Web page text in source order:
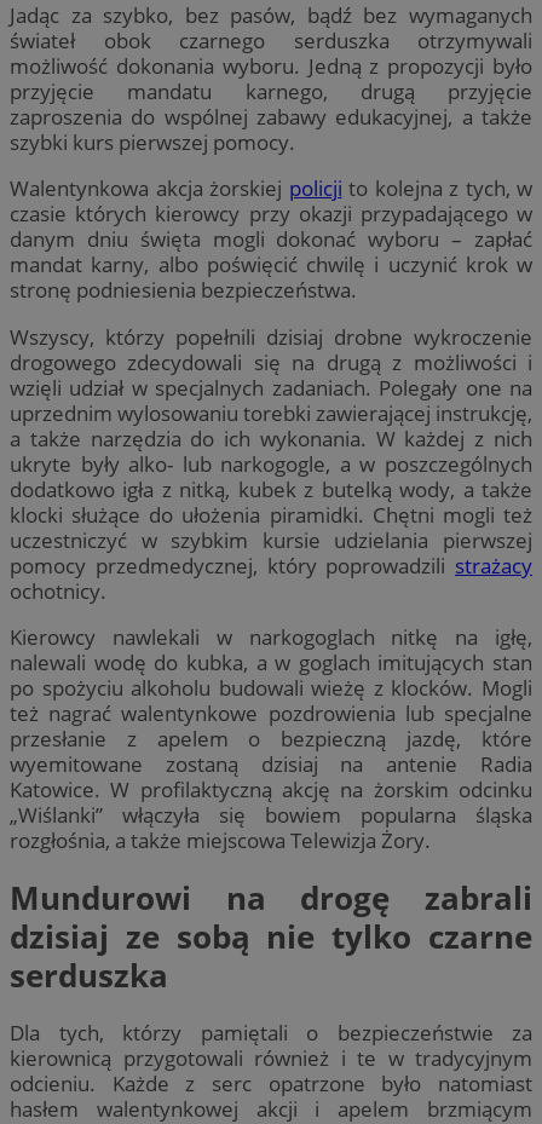
Jadąc za szybko, bez pasów, bądź bez wymaganych
świateł obok czarnego serduszka otrzymywali
możliwość dokonania wyboru. Jedną z propozycji było
przyjęcie mandatu karnego, drugą przyjęcie
zaproszenia do wspólnej zabawy edukacyjnej, a także
szybki kurs pierwszej pomocy.
Walentynkowa akcja żorskiej policji to kolejna z tych, w
czasie których kierowcy przy okazji przypadającego w
danym dniu święta mogli dokonać wyboru – zapłać
mandat karny, albo poświęcić chwilę i uczynić krok w
stronę podniesienia bezpieczeństwa.
Wszyscy, którzy popełnili dzisiaj drobne wykroczenie
drogowego zdecydowali się na drugą z możliwości i
wzięli udział w specjalnych zadaniach. Polegały one na
uprzednim wylosowaniu torebki zawierającej instrukcję,
a także narzędzia do ich wykonania. W każdej z nich
ukryte były alko- lub narkogogle, a w poszczególnych
dodatkowo igła z nitką, kubek z butelką wody, a także
klocki służące do ułożenia piramidki. Chętni mogli też
uczestniczyć w szybkim kursie udzielania pierwszej
pomocy przedmedycznej, który poprowadzili strażacy
ochotnicy.
Kierowcy nawlekali w narkogoglach nitkę na igłę,
nalewali wodę do kubka, a w goglach imitujących stan
po spożyciu alkoholu budowali wieżę z klocków. Mogli
też nagrać walentynkowe pozdrowienia lub specjalne
przesłanie z apelem o bezpieczną jazdę, które
wyemitowane zostaną dzisiaj na antenie Radia
Katowice. W profilaktyczną akcję na żorskim odcinku
„Wiślanki” włączyła się bowiem popularna śląska
rozgłośnia, a także miejscowa Telewizja Żory.
Mundurowi na drogę zabrali
dzisiaj ze sobą nie tylko czarne
serduszka
Dla tych, którzy pamiętali o bezpieczeństwie za
kierownicą przygotowali również i te w tradycyjnym
odcieniu. Każde z serc opatrzone było natomiast
hasłem walentynkowej akcji i apelem brzmiącym